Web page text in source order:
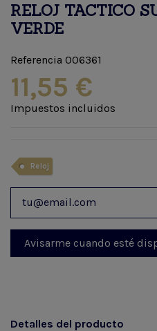
RELOJ TACTICO
VERDE
Referencia 006361
11,55 €
Impuestos incluidos
Reloj
Detalles del producto